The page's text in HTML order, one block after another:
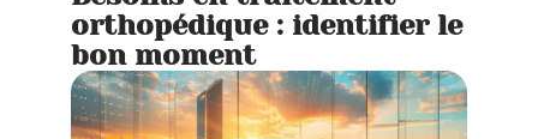
orthopédique : identifier le
bon moment